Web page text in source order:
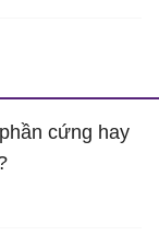
cứng hay